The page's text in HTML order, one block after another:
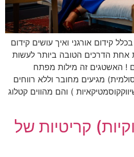
קידום אורגני ואיך עושים קידום
אחת הדרכים הטובה ביותר לעשות
ם ! האשטגים זה מילות מפתח
מגיעים מחובר וללא רווחים
) והם מהווים קטלוג
קריטיות של